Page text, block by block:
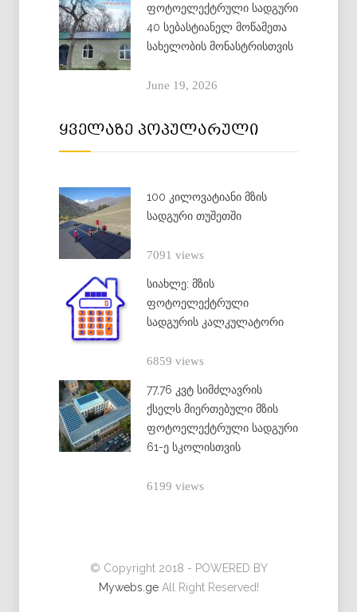
ფოტოელექტრული სადგური
40 სებასტიანელ მოწამეთა
სახელობის მონასტრისთვის
June 19, 2026
ყველაზე პოპულარული
100 კილოვატიანი მზის
სადგური თუშეთში
7091 views
სიახლე: მზის
ფოტოელექტრული
სადგურის კალკულატორი
6859 views
77,76 კვტ სიმძლავრის
ქსელს მიერთებული მზის
ფოტოელექტრული სადგური
61-ე სკოლისთვის
6199 views
© Copyright 2018 - POWERED BY
Mywebs.geAll Right Reserved!